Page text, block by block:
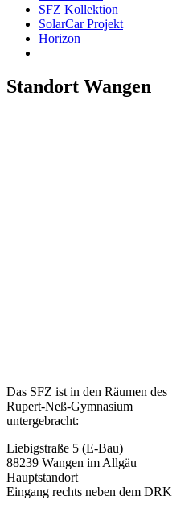
SFZ Kollektion
SolarCar Projekt
Horizon
Standort Wangen
Das SFZ ist in den Räumen des
Rupert-Neß-Gymnasium
untergebracht:
Liebigstraße 5 (E-Bau)
88239 Wangen im Allgäu
Hauptstandort
Eingang rechts neben dem DRK